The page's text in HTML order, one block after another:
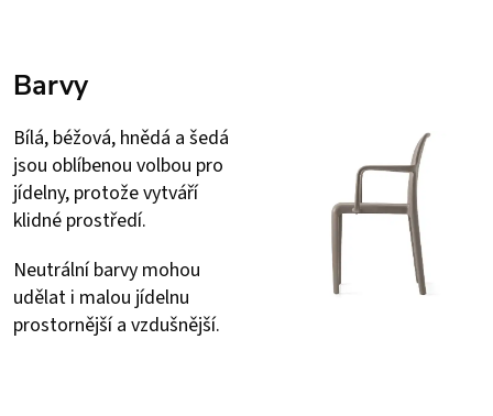
Barvy
Bílá, béžová, hnědá a šedá
jsou oblíbenou volbou pro
jídelny, protože vytváří
klidné prostředí.
Neutrální barvy mohou
udělat i malou jídelnu
prostornější a vzdušnější.